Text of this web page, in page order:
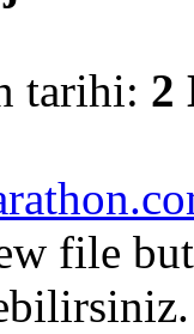
tarihi: 2
file